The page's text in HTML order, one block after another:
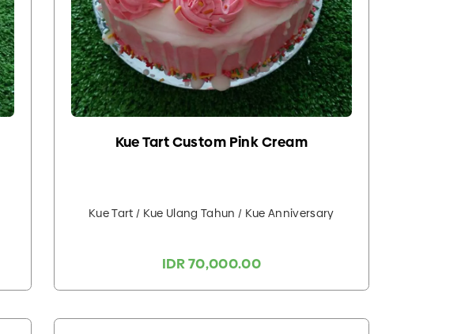
Kue Tart Custom Pink Cream
Kue Tart / Kue Ulang Tahun / Kue Anniversary
IDR 70,000.00